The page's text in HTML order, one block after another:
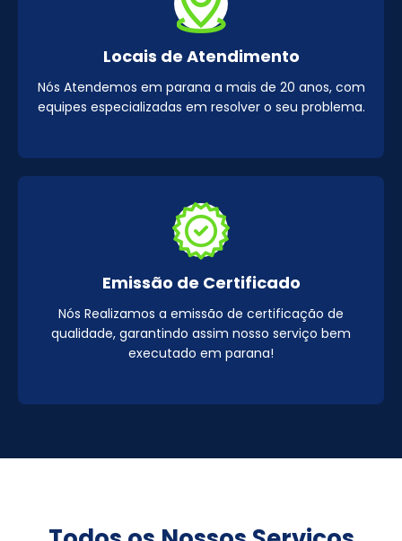
Locais de Atendimento
Nós Atendemos em parana a mais de 20 anos, com
equipes especializadas em resolver o seu problema.
Emissão de Certificado
Nós Realizamos a emissão de certificação de
qualidade, garantindo assim nosso serviço bem
executado em parana!